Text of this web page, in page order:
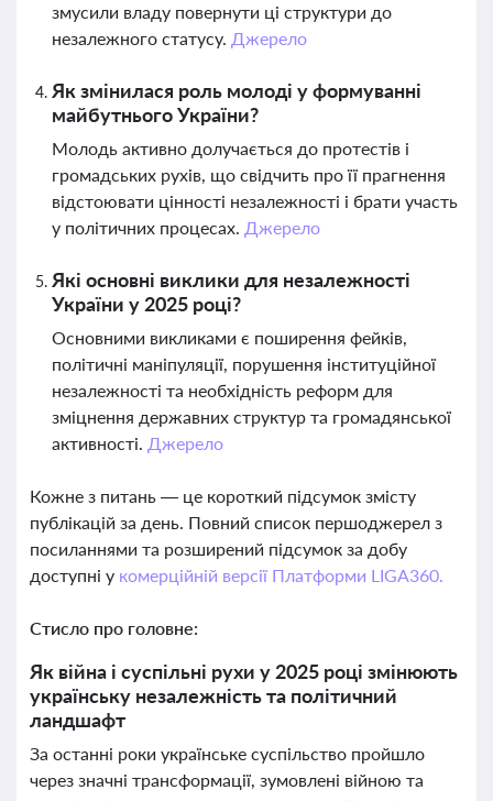
змусили владу повернути ці структури до
незалежного статусу. Джерело
Як змінилася роль молоді у формуванні
майбутнього України?
Молодь активно долучається до протестів і
громадських рухів, що свідчить про її прагнення
відстоювати цінності незалежності і брати участь
у політичних процесах. Джерело
Які основні виклики для незалежності
України у 2025 році?
Основними викликами є поширення фейків,
політичні маніпуляції, порушення інституційної
незалежності та необхідність реформ для
зміцнення державних структур та громадянської
активності. Джерело
Кожне з питань — це короткий підсумок змісту
публікацій за день. Повний список першоджерел з
посиланнями та розширений підсумок за добу
доступні у комерційній версії Платформи LIGA360.
Стисло про головне:
Як війна і суспільні рухи у 2025 році змінюють
українську незалежність та політичний
ландшафт
За останні роки українське суспільство пройшло
через значні трансформації, зумовлені війною та